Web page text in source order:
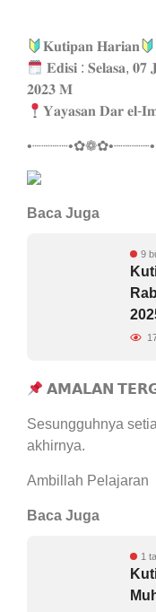
𝐊𝐮𝐭𝐢𝐩𝐚𝐧 𝐇𝐚𝐫𝐢𝐚𝐧
𝐄𝐝𝐢𝐬𝐢 : 𝐒𝐞𝐥𝐚𝐬𝐚,
𝟐𝟎𝟐𝟑 𝐌
𝐘𝐚𝐲𝐚𝐬𝐚𝐧 𝐃𝐚𝐫 𝐞𝐥-
•┈┈┈┈•✿❁✿•┈┈┈┈•
Baca Juga
9
𝗔𝗠𝗔𝗟𝗔𝗡
Sesungguhnya
akhirnya.
Ambillah Pelajaran
Baca Juga
1